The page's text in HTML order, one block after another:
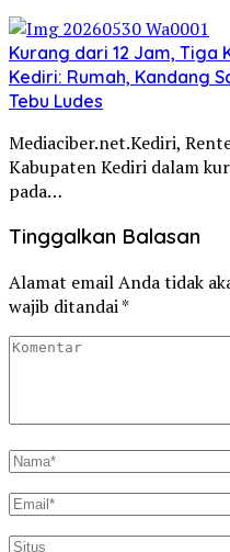
Kurang dari 12 Jam, Tiga
Kediri: Rumah, Kandang
Tebu Ludes
Mediaciber.net.Kediri,
Kabupaten Kediri dalam
pada…
Tinggalkan Balasan
Alamat email Anda tidak
wajib ditandai*